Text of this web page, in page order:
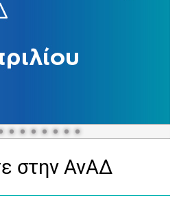
στην ΑνΑΔ